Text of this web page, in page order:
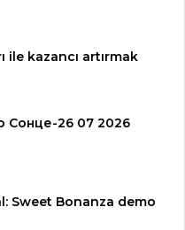
ile kazancı artırmak
Сонце-26 07 2026
Sweet Bonanza demo